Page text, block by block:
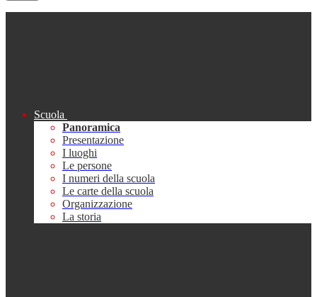
Scuola
Panoramica
Presentazione
I luoghi
Le persone
I numeri della scuola
Le carte della scuola
Organizzazione
La storia